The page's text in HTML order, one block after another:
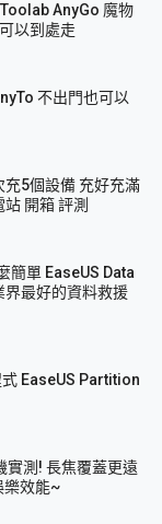
AnyGo 魔物
以到處走
不出門也可以
5個設備 充好充滿
站 開箱 評測
簡單 EaseUS Data
最好的資料救援
EaseUS Partition
實測! 長焦覆蓋更遠
樂效能~